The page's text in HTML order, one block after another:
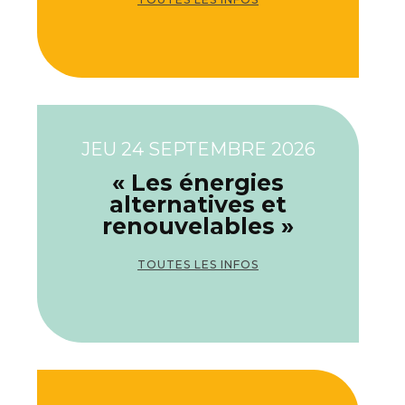
JEU 24 SEPTEMBRE 2026
« Les énergies
alternatives et
renouvelables »
TOUTES LES INFOS